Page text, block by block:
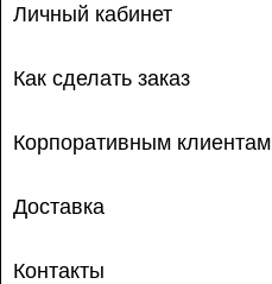
Личный кабинет
Как сделать заказ
Корпоративным клиентам
Доставка
Контакты